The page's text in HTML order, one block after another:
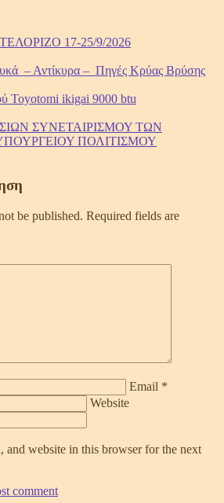
17-25/9/2026
– Αντίκυρα – Πηγές Κρύας Βρύσης
Toyotomi ikigai 9000 btu
ΣΥΝΕΤΑΙΡΙΣΜΟΥ ΤΩΝ
ΠΟΛΙΤΙΣΜΟΥ
be published. Required fields are
Email *
Website
and website in this browser for the next
comment